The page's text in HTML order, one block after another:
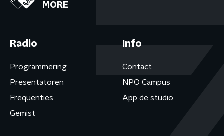
MORE
Radio
Programmering
Presentatoren
Frequenties
Gemist
Info
Contact
NPO Campus
App de studio